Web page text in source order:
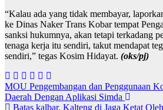
“Kalau ada yang tidak membayar,
ke Dinas Naker Trans Kobar tempat
sanksi hukumnya, akan tetapi terkadang
tenaga kerja itu sendiri, takut mendapat
sendiri,” tegas Kosim Hidayat. (oks/pj)
Navigasi
pos
MOU Pengembangan dan Penggunaan
Daerah Dengan Aplikasi Simda
Batas kalbar, Kalteng di Jaga Ketat